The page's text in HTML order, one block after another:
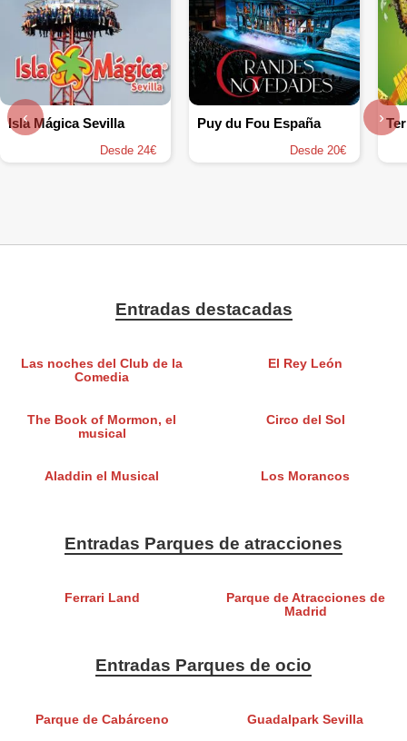
Isla Mágica Sevilla
Desde 24€
Puy du Fou España
Desde 20€
‹ ›
Entradas destacadas
Las noches del Club de la
Comedia
El Rey León
The Book of Mormon, el
musical
Circo del Sol
Aladdin el Musical Los Morancos
Entradas Parques de atracciones
Ferrari Land
Parque de Atracciones de
Madrid
Entradas Parques de ocio
Parque de Cabárceno Guadalpark Sevilla